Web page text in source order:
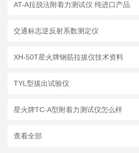
AT-A拉脱法附着力测试仪 纯进口产品
交通标志逆反射系数测定仪
XH-50T星火牌钢筋拉拔仪技术资料
TYL型拔出试验仪
星火牌TC-A型附着力测试仪怎么样
查看全部